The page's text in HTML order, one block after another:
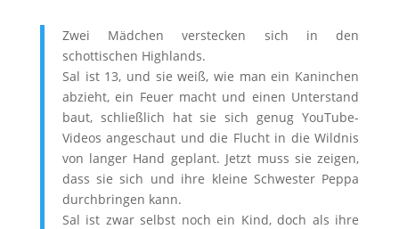
Zwei Mädchen verstecken sich in den
schottischen Highlands.
Sal ist 13, und sie weiß, wie man ein Kaninchen
abzieht, ein Feuer macht und einen Unterstand
baut, schließlich hat sie sich genug YouTube-
Videos angeschaut und die Flucht in die Wildnis
von langer Hand geplant. Jetzt muss sie zeigen,
dass sie sich und ihre kleine Schwester Peppa
durchbringen kann.
Sal ist zwar selbst noch ein Kind, doch als ihre